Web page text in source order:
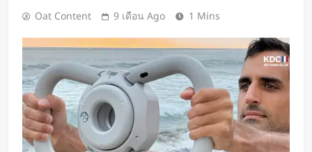
เข้าแอป เปลี่ยนแฟนคลับให้เป็นผู้
ทีมนักศึกษาจากเนเธอร์แลนด์เปิดตัว
Stella Juva รถพยาบาลพลังงานแสง
อาทิตย์คันแรกของโลก วิ่งไกลกว่า
700 กม.
2 วัน Ago
เปิดตัว CMF Clip Pro หูฟังคลิปหนีบหู
รุ่นแรก! มาพร้อม Smart Dial บนเคส
ชาร์จ และแบตฯ ใช้งานสูงสุด 32.5
2 วัน Ago
Oat Content 9 เดือน Ago 1 Mins